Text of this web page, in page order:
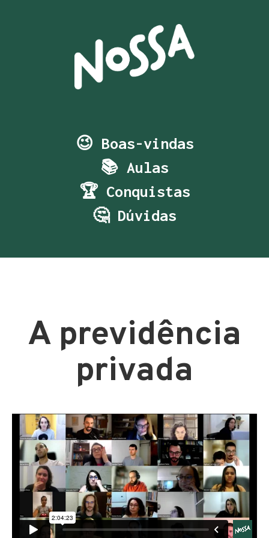
😉 Boas-vindas
📚 Aulas
🏆 Conquistas
🤔 Dúvidas
A previdência
privada